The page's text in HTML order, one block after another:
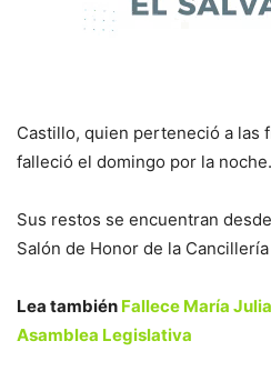
Castillo, quien perteneció a las
falleció el domingo por la noche.
Sus restos se encuentran
Salón de Honor de la
Lea también Fallece María
Asamblea Legislativa